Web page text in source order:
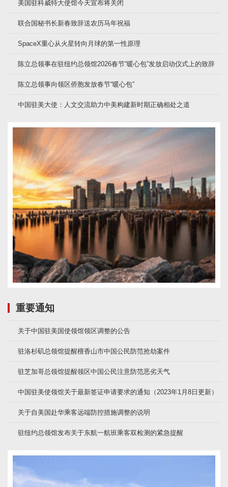
美国驻科威特大使馆今天宣布将关闭
联合国秘书长新春致辞送农历马年祝福
SpaceX重心从火星转向月球的第一性原理
陈立总领事在驻纽约总领馆2026春节“暖心包”发放启动仪式上的致辞
陈立总领事向领区侨胞发放春节“暖心包”
中国驻美大使：人文交流助力中美构建新时期正确相处之道
重要通知
关于中国驻美国使领馆领区调整的公告
驻洛杉矶总领馆提醒檀香山市中国公民防范抢劫案件
驻芝加哥总领馆提醒领区中国公民注意防范恶劣天气
中国驻美使领馆关于最新签证申请要求的通知（2023年1月8日更新）
关于自美国赴华乘客远端防控措施调整的说明
驻纽约总领馆发布关于东航一航班乘客双检测的紧急提醒